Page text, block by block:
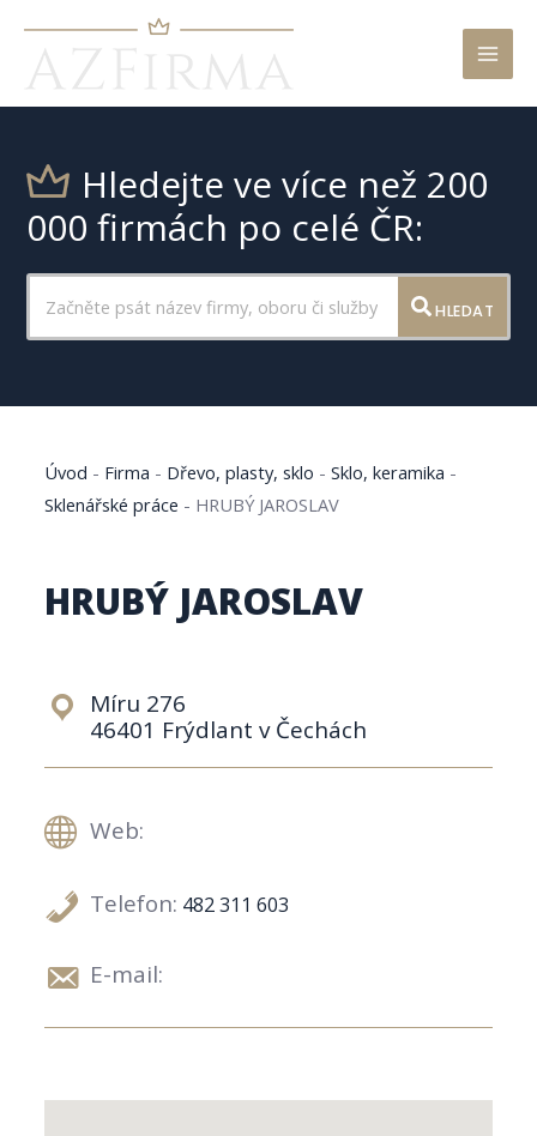
Hledejte ve více než 200
000 firmách po celé ČR:
HLEDAT
Úvod - Firma - Dřevo, plasty, sklo -Sklo, keramika -
Sklenářské práce - HRUBÝ JAROSLAV
HRUBÝ JAROSLAV
Míru 276
46401 Frýdlant v Čechách
Web:
Telefon: 482 311 603
E-mail: